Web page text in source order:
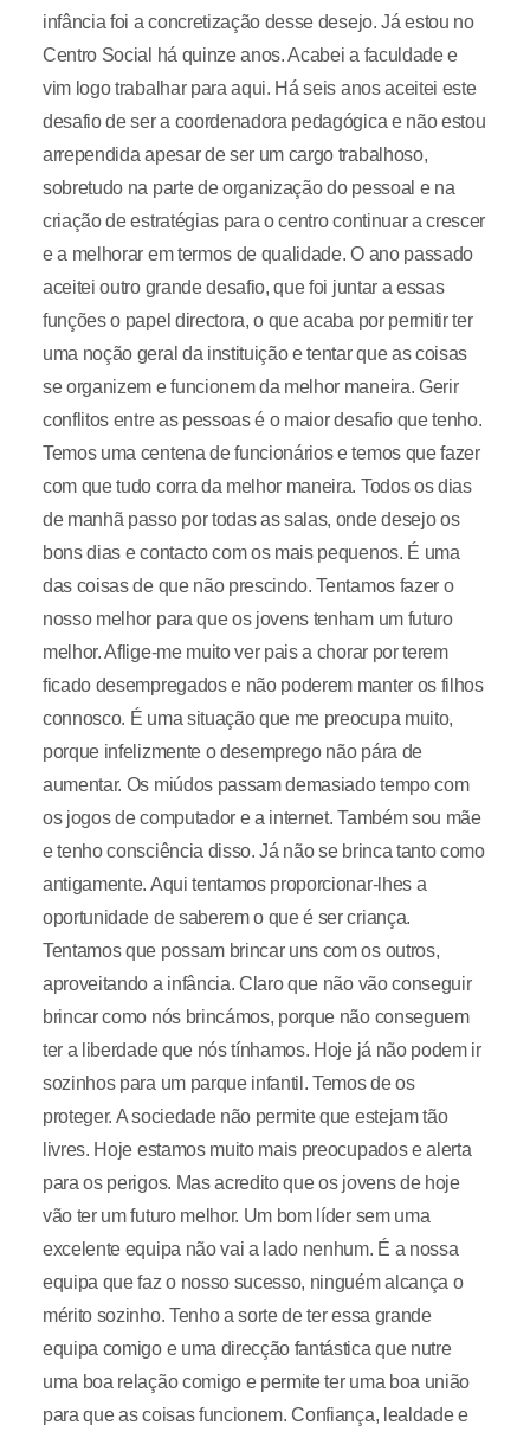
infância foi a concretização desse desejo. Já estou no
Centro Social há quinze anos. Acabei a faculdade e
vim logo trabalhar para aqui. Há seis anos aceitei este
desafio de ser a coordenadora pedagógica e não estou
arrependida apesar de ser um cargo trabalhoso,
sobretudo na parte de organização do pessoal e na
criação de estratégias para o centro continuar a crescer
e a melhorar em termos de qualidade. O ano passado
aceitei outro grande desafio, que foi juntar a essas
funções o papel directora, o que acaba por permitir ter
uma noção geral da instituição e tentar que as coisas
se organizem e funcionem da melhor maneira. Gerir
conflitos entre as pessoas é o maior desafio que tenho.
Temos uma centena de funcionários e temos que fazer
com que tudo corra da melhor maneira. Todos os dias
de manhã passo por todas as salas, onde desejo os
bons dias e contacto com os mais pequenos. É uma
das coisas de que não prescindo. Tentamos fazer o
nosso melhor para que os jovens tenham um futuro
melhor. Aflige-me muito ver pais a chorar por terem
ficado desempregados e não poderem manter os filhos
connosco. É uma situação que me preocupa muito,
porque infelizmente o desemprego não pára de
aumentar. Os miúdos passam demasiado tempo com
os jogos de computador e a internet. Também sou mãe
e tenho consciência disso. Já não se brinca tanto como
antigamente. Aqui tentamos proporcionar-lhes a
oportunidade de saberem o que é ser criança.
Tentamos que possam brincar uns com os outros,
aproveitando a infância. Claro que não vão conseguir
brincar como nós brincámos, porque não conseguem
ter a liberdade que nós tínhamos. Hoje já não podem ir
sozinhos para um parque infantil. Temos de os
proteger. A sociedade não permite que estejam tão
livres. Hoje estamos muito mais preocupados e alerta
para os perigos. Mas acredito que os jovens de hoje
vão ter um futuro melhor. Um bom líder sem uma
excelente equipa não vai a lado nenhum. É a nossa
equipa que faz o nosso sucesso, ninguém alcança o
mérito sozinho. Tenho a sorte de ter essa grande
equipa comigo e uma direcção fantástica que nutre
uma boa relação comigo e permite ter uma boa união
para que as coisas funcionem. Confiança, lealdade e